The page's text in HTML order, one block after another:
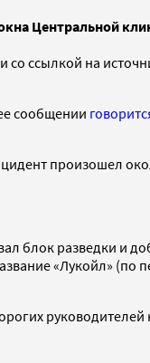
Центральной
со ссылкой на
сообщении
произошел
блок разведки и
«Лукойл» (по